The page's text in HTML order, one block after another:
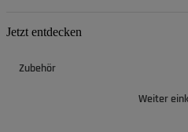
Jetzt entdecken
Zubehör
Weiter